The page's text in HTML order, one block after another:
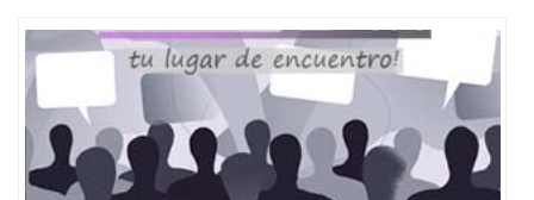
University）圣何塞州立大学毕业证（San Jose State
University）圣何塞州立大学毕业证（San Jose State
University）圣何塞州立大学成绩单（San Jose State
University）圣何塞州立大学成绩单（ San Jose State
University）圣何塞州立大学成绩单（San Jose State
University）成绩单圣何塞州立大学文凭（San Jose
State University）圣何塞州立大学（San Jose State
University）圣何塞州立大学（San Jose State